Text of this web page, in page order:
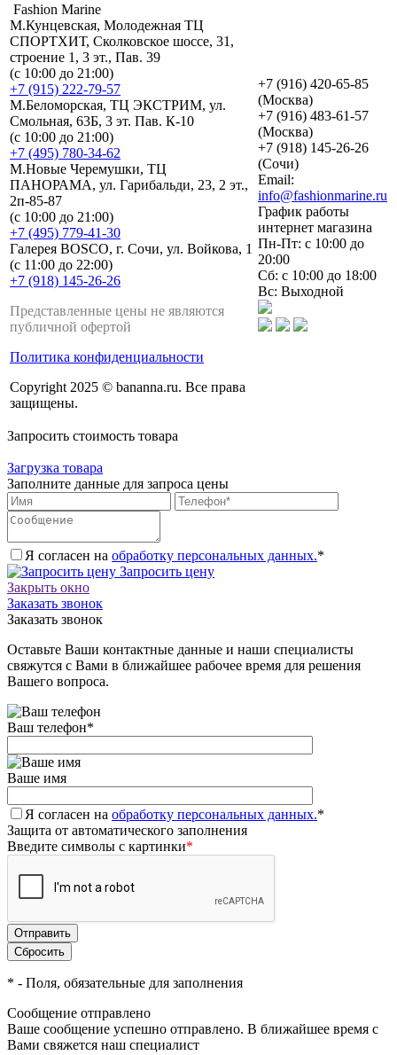
Fashion Marine
М.Кунцевская, Молодежная ТЦ
СПОРТХИТ, Сколковское шоссе, 31,
строение 1, 3 эт., Пав. 39
(с 10:00 до 21:00)
+7 (915) 222-79-57
М.Беломорская, ТЦ ЭКСТРИМ, ул.
Смольная, 63Б, 3 эт. Пав. К-10
(с 10:00 до 21:00)
+7 (495) 780-34-62
М.Новые Черемушки, ТЦ
ПАНОРАМА, ул. Гарибальди, 23, 2 эт.,
2п-85-87
(с 10:00 до 21:00)
+7 (495) 779-41-30
Галерея BOSCO, г. Сочи, ул. Войкова, 1
(с 11:00 до 22:00)
+7 (918) 145-26-26
Представленные цены не являются
публичной офертой
Политика конфиденциальности
Copyright 2025 © bananna.ru. Все права
защищены.
+7 (916) 420-65-85
(Москва)
+7 (916) 483-61-57
(Москва)
+7 (918) 145-26-26
(Сочи)
Email:
info@fashionmarine.ru
График работы
интернет магазина
Пн-Пт: с 10:00 до
20:00
Сб: с 10:00 до 18:00
Вс: Выходной
Запросить стоимость товара
Загрузка товара
Заполните данные для запроса цены
Я согласен на обработку персональных данных.*
Запросить цену
Закрыть окно
Заказать звонок
Заказать звонок
Оставьте Ваши контактные данные и наши специалисты
свяжутся с Вами в ближайшее рабочее время для решения
Вашего вопроса.
Ваш телефон*
Ваше имя
Я согласен на обработку персональных данных.*
Защита от автоматического заполнения
Введите символы с картинки*
* - Поля, обязательные для заполнения
Сообщение отправлено
Ваше сообщение успешно отправлено. В ближайшее время с
Вами свяжется наш специалист